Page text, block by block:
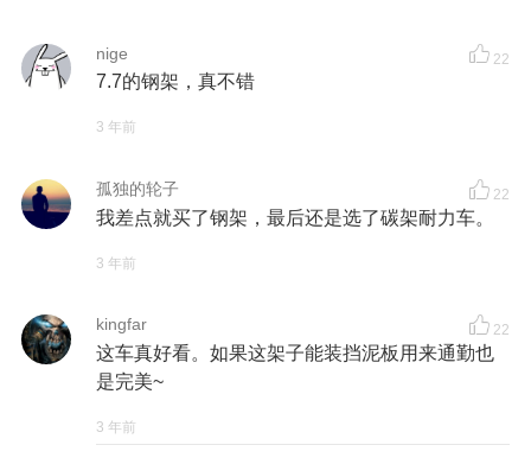
nige 22
7.7的钢架，真不错
3 年前
孤独的轮子 22
我差点就买了钢架，最后还是选了碳架耐力车。
3 年前
kingfar 22
这车真好看。如果这架子能装挡泥板用来通勤也
是完美~
3 年前